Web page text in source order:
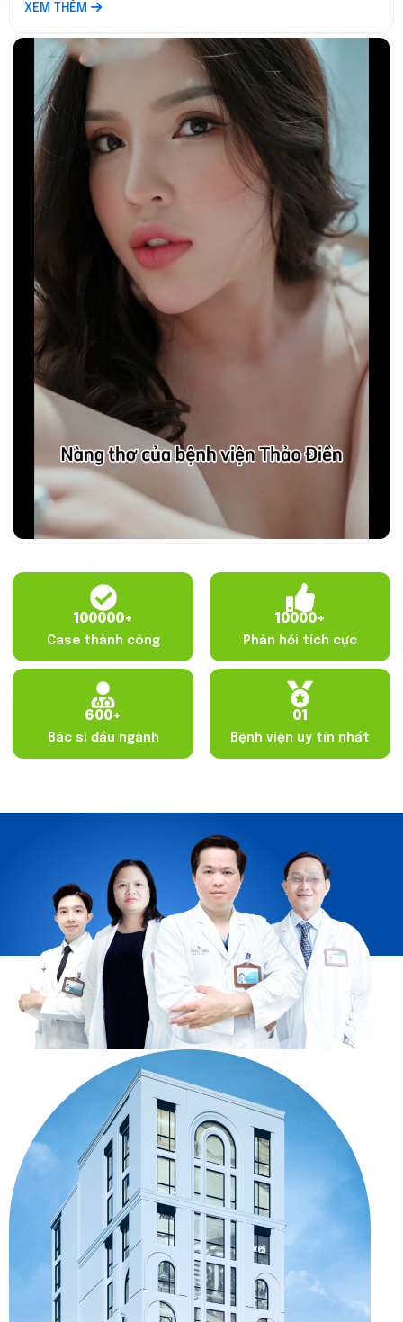
XEM THÊM
100000+
Case thành công
10000+
Phản hồi tích cực
600+
Bác sĩ đầu ngành
01
Bệnh viện uy tín nhất
VỀ CHÚNG TÔI
Bệnh viện Quốc tế Thảo Điền(tiền thân là Trung tâm
thẩm mỹ Bác sĩ Thang Nguyen) thành lập từ năm 1995,
với 25 năm phát triển đã tạo nên hàng triệu vẻ đẹp Việt.
Tự hào là
bệnh viện chuyên khoa tạo hình thẩm mỹ
chuẩn Pháp tại Việt Nam.
Giám đốc bệnh viện – Bác sĩ Thang Nguyen với hơn 10
năm làm việc tại các bệnh viện tạo hình thẩm mỹ hàng
đầu của Pháp, đã tâm huyết xây dựng và phát triển
bệnh viện theo mô hình bệnh viện chuẩn Pháp với cơ
sở vật chất, công nghệ đến từ Pháp.